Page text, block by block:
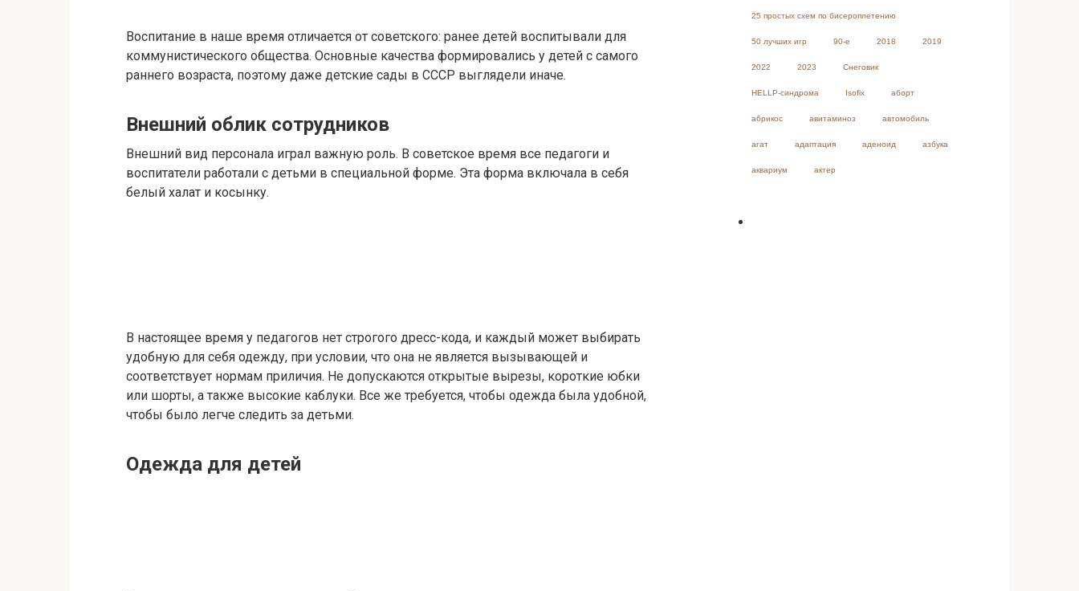
Воспитание в наше время отличается от советского: ранее детей воспитывали для
коммунистического общества. Основные качества формировались у детей с самого
раннего возраста, поэтому даже детские сады в СССР выглядели иначе.
Внешний облик сотрудников
Внешний вид персонала играл важную роль. В советское время все педагоги и
воспитатели работали с детьми в специальной форме. Эта форма включала в себя
белый халат и косынку.
В настоящее время у педагогов нет строгого дресс-кода, и каждый может выбирать
удобную для себя одежду, при условии, что она не является вызывающей и
соответствует нормам приличия. Не допускаются открытые вырезы, короткие юбки
или шорты, а также высокие каблуки. Все же требуется, чтобы одежда была удобной,
чтобы было легче следить за детьми.
Одежда для детей
25 простых схем по бисероплетению
50 лучших игр 90-е 2018 2019
2022 2023 Cнеговик
HELLP-синдрома Isofix аборт
абрикос авитаминоз автомобиль
агат адаптация аденоид азбука
аквариум актер